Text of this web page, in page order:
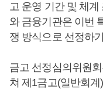
고 운영 기간 및 체계
와 금융기관은 이번
쟁 방식으로 선정하
금고 선정심의위원
쳐 제1금고(일반회